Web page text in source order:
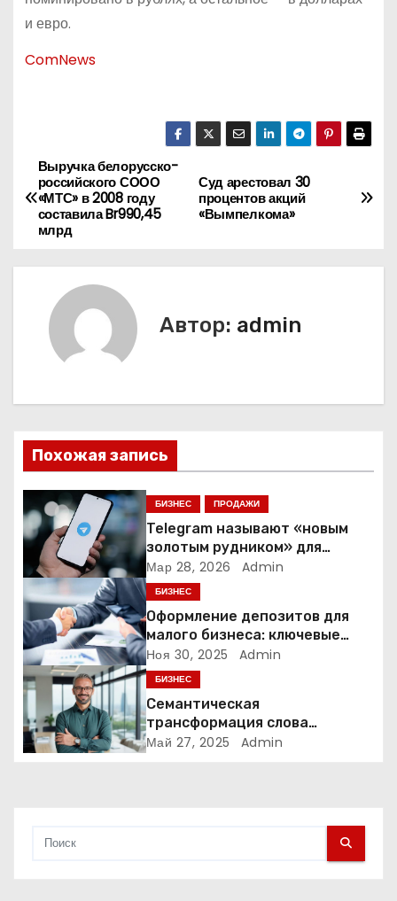
и евро.
ComNews
Н
а
ц
и
я
п
о
з
а
п
и
с
Суд арестовал 30
процентов акций
«Вымпелкома»
Выручка белорусско-
российского СООО
«МТС» в 2008 году
составила Br990,45
млрд
Автор: admin
Похожая запись
БИЗНЕС ПРОДАЖИ
Telegram называют «новым
золотым рудником» для
креаторов: как блогеры
создают онлайн-бизнес
Мар 28, 2026 Admin
БИЗНЕС
Оформление депозитов для
малого бизнеса: ключевые
аспекты и преимущества
Ноя 30, 2025 Admin
БИЗНЕС
Семантическая
трансформация слова
«олигарх» в исследовании
Май 27, 2025 Admin